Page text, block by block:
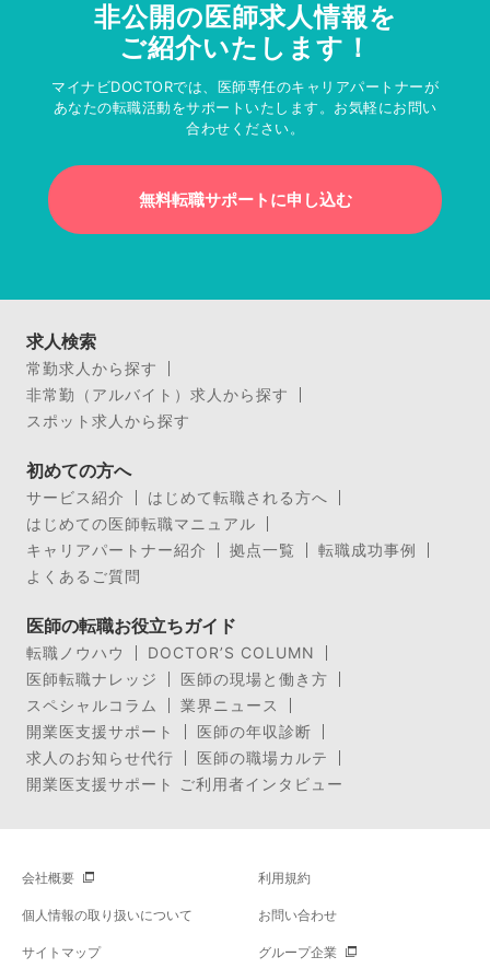
非公開の医師求人情報を
ご紹介いたします！
マイナビDOCTORでは、医師専任のキャリアパートナーが
あなたの転職活動をサポートいたします。お気軽にお問い
合わせください。
無料転職サポートに申し込む
求人検索
常勤求人から探す
非常勤（アルバイト）求人から探す
スポット求人から探す
初めての方へ
サービス紹介
はじめて転職される方へ
はじめての医師転職マニュアル
キャリアパートナー紹介
拠点一覧
転職成功事例
よくあるご質問
医師の転職お役立ちガイド
転職ノウハウ
DOCTOR’S COLUMN
医師転職ナレッジ
医師の現場と働き方
スペシャルコラム
業界ニュース
開業医支援サポート
医師の年収診断
求人のお知らせ代行
医師の職場カルテ
開業医支援サポート ご利用者インタビュー
会社概要 利用規約
個人情報の取り扱いについて お問い合わせ
サイトマップ グループ企業